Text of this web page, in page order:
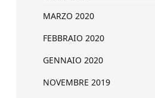
MARZO 2020
FEBBRAIO 2020
GENNAIO 2020
NOVEMBRE 2019